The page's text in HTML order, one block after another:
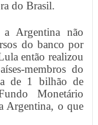
do Brasil.
Argentina não
do banco por
então realizou
membros do
de 1 bilhão de
Monetário
Argentina, o que